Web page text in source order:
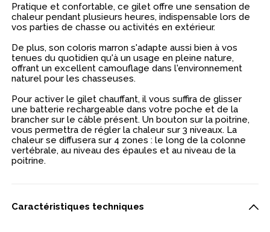
Pratique et confortable, ce giletoffre une sensation de
chaleur pendant plusieurs heures,indispensable lors de
vos parties de chasse ou activités en extérieur.
De plus, son coloris marron s'adapte aussi bien à vos
tenues du quotidien qu'à un usage en pleine nature,
offrant un excellent camouflage dans l'environnement
naturel pour les chasseuses.
Pour activer le gilet chauffant, il vous suffira de glisser
une batterie rechargeable dans votre poche et de la
brancher sur le câble présent. Un bouton sur la poitrine,
vous permettra de régler la chaleur sur 3 niveaux. La
chaleur se diffusera sur 4 zones : le long de la colonne
vertébrale, au niveau des épaules et au niveau de la
poitrine.
Caractéristiques techniques